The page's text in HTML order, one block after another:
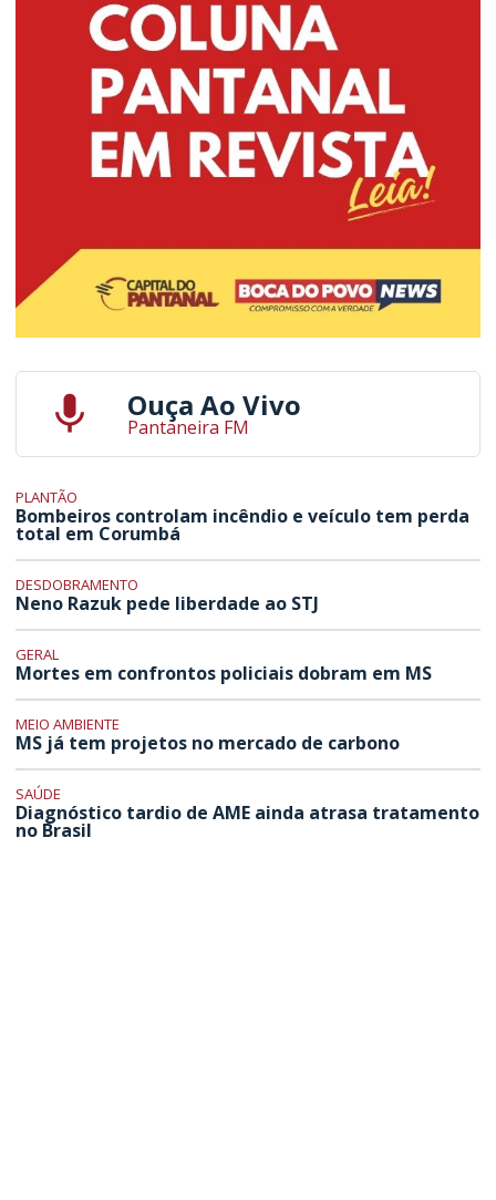
Ouça Ao Vivo
Pantaneira FM
PLANTÃO
Bombeiros controlam incêndio e veículo tem perda
total em Corumbá
DESDOBRAMENTO
Neno Razuk pede liberdade ao STJ
GERAL
Mortes em confrontos policiais dobram em MS
MEIO AMBIENTE
MS já tem projetos no mercado de carbono
SAÚDE
Diagnóstico tardio de AME ainda atrasa tratamento
no Brasil